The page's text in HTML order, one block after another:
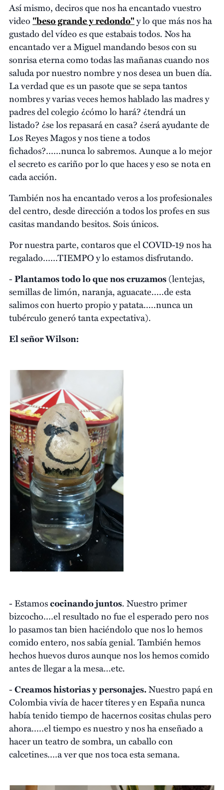
Así mismo, deciros que nos ha encantado vuestro
video "beso grande y redondo"y lo que más nos ha
gustado del vídeo es que estabais todos. Nos ha
encantado ver a Miguel mandando besos con su
sonrisa eterna como todas las mañanas cuando nos
saluda por nuestro nombre y nos desea un buen día.
La verdad que es un pasote que se sepa tantos
nombres y varias veces hemos hablado las madres y
padres del colegio ¿cómo lo hará? ¿tendrá un
listado? ¿se los repasará en casa? ¿será ayudante de
Los Reyes Magos y nos tiene a todos
fichados?......nunca lo sabremos. Aunque a lo mejor
el secreto es cariño por lo que haces y eso se nota en
cada acción.
También nos ha encantado veros a los profesionales
del centro, desde dirección a todos los profes en sus
casitas mandando besitos. Sois únicos.
Por nuestra parte, contaros que el COVID-19 nos ha
regalado......TIEMPO y lo estamos disfrutando.
-Plantamos todo lo que nos cruzamos(lentejas,
semillas de limón, naranja, aguacate.....de esta
salimos con huerto propio y patata.....nunca un
tubérculo generó tanta expectativa).
El señor Wilson:
- Estamoscocinando juntos. Nuestro primer
bizcocho....el resultado no fue el esperado pero nos
lo pasamos tan bien haciéndolo que nos lo hemos
comido entero, nos sabía genial. También hemos
hechos huevos duros aunque nos los hemos comido
antes de llegar a la mesa...etc.
-Creamos historias y personajes.Nuestro papá en
Colombia vivía de hacer títeres y en España nunca
había tenido tiempo de hacernos cositas chulas pero
ahora.....el tiempo es nuestro y nos ha enseñado a
hacer un teatro de sombra, un caballo con
calcetines....a ver que nos toca esta semana.